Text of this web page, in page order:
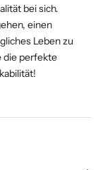
bei sich.
einen
Leben zu
die perfekte